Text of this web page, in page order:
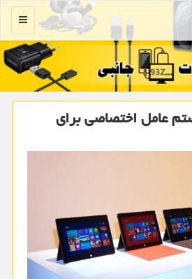
منو
عامل اختصاصی برای